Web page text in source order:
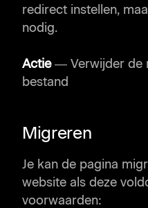
redirect instellen,
nodig.
Actie— Verwijder de
bestand
Migreren
Je kan de pagina
website als deze
voorwaarden: